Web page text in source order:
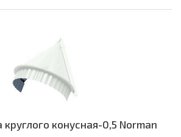
круглого конусная-0,5 Norman